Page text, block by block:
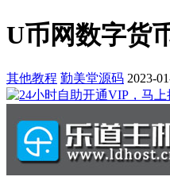
U币网数字货
其他教程 勤美堂源码 2023-